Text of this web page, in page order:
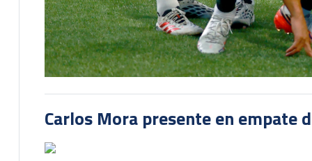
Carlos Mora presente en empate